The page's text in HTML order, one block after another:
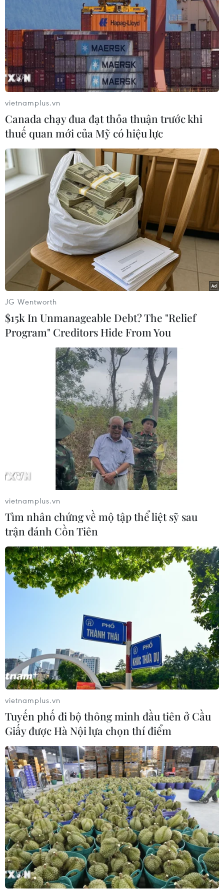
Theo dõi VietnamPlus
XUNG ĐỘT ISRAEL-HAMAS
Xung đột Israel-Hamas: Ít nhất 300 trẻ em thiệt
mạng trong 300 ngày qua
Xung đột Hamas-Israel: Israel chưa chấp thuận
kế hoạch về Dải Gaza
vũ khí tại Gaza
Israel hoài nghi việc Hamas giải giáp theo thỏa
thuận Gaza
Xung đột Hamas-Israel: Phản ứng quốc tế về lộ
trình hòa bình 15 điểm ở Dải Gaza
Xung đột Hamas-Israel: LHQ sẵn sàng
tăng cường viện trợ nhân đạo
Phó Tổng Thư ký Liên hợp quốc kêu gọi các bên tuân
thủ luật nhân đạo quốc tế, cho phép tiếp cận nhân đạo
ở Dải Gaza, bảo vệ thường dân và thả ngay lập tức và
vô điều kiện tất cả các con tin.
Israel thúc đẩy hoàn tất thỏa thuận ngừng
bắn với Hamas
23/11/2023 04:55
Thỏa thuận giữa Israel và phong trào Hồi giáo Hamas
kiểm soát Dải Gaza vẫn còn những điểm chưa thống
nhất, mặc dù các bên đã chính thức phê chuẩn.
vietnamplus.vn
Canada chạy đua đạt thỏa thuận trước khi
thuế quan mới của Mỹ có hiệu lực
JG Wentworth
$15k In Unmanageable Debt? The "Relief
Program" Creditors Hide From You
vietnamplus.vn
Tìm nhân chứng về mộ tập thể liệt sỹ sau
trận đánh Cồn Tiên
vietnamplus.vn
Tuyến phố đi bộ thông minh đầu tiên ở Cầu
Giấy được Hà Nội lựa chọn thí điểm